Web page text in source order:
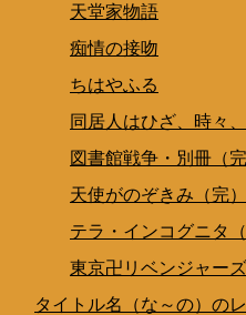
天堂家物語
痴情の接吻
ちはやふる
同居人はひざ、時々
図書館戦争・別冊（完
天使がのぞきみ（完）
テラ・インコグニタ（
東京卍リベンジャーズ
タイトル名（な～の）の